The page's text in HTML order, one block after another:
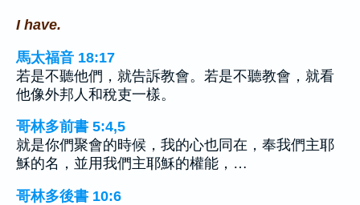
I have.
馬太福音 18:17
若是不聽他們，就告訴教會。若是不聽教會，就看
他像外邦人和稅吏一樣。
哥林多前書 5:4,5
就是你們聚會的時候，我的心也同在，奉我們主耶
穌的名，並用我們主耶穌的權能，…
哥林多後書 10:6